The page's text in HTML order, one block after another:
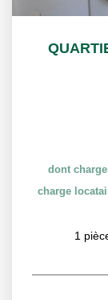
dont
charge
1